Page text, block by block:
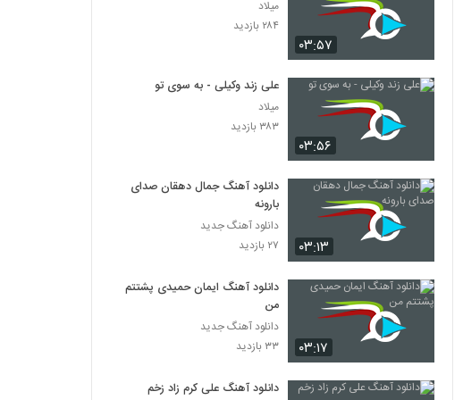
۰۳:۵۷
میلاد
۲۸۴ بازدید
۰۳:۵۶
علی زند وکیلی - به سوی تو
میلاد
۳۸۳ بازدید
۰۳:۱۳
دانلود آهنگ جمال دهقان صدای
بارونه
دانلود آهنگ جدید
۲۷ بازدید
۰۳:۱۷
دانلود آهنگ ایمان حمیدی پشتتم
من
دانلود آهنگ جدید
۳۳ بازدید
دانلود آهنگ علی کرم زاد زخم